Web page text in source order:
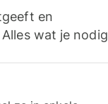
en
wat je nodig